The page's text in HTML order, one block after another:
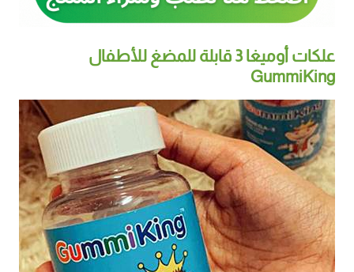
علكات أوميغا 3 قابلة للمضغ للأطفال
GummiKing‏